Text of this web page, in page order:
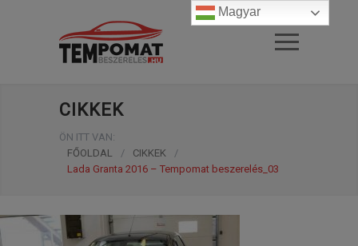
CIKKEK
ÖN ITT VAN:
FŐOLDAL
/ CIKKEK
/
Lada Granta 2016 – Tempomat beszerelés_03
Magyar